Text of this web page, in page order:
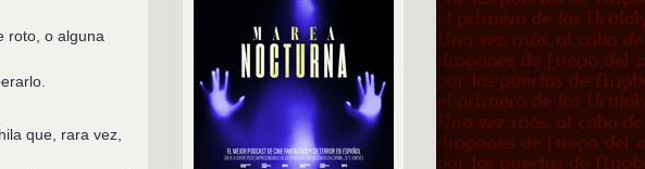
roto, o alguna
que, rara vez,